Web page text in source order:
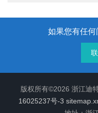
如果您有任何
版权所有©2026 浙江迪
16025237号-3